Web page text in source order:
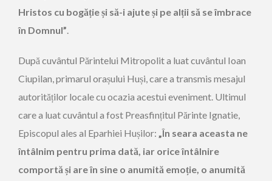
Hristos cu bogăție și să-i ajute și pe alții să se îmbrace
în Domnul”.
După cuvântul Părintelui Mitropolit a luat cuvântul Ioan
Ciupilan, primarul orașului Huși, care a transmis mesajul
autorităților locale cu ocazia acestui eveniment. Ultimul
care a luat cuvântul a fost Preasfințitul Părinte Ignatie,
Episcopul ales al Eparhiei Hușilor: „În seara aceasta ne
întâlnim pentru prima dată, iar orice întâlnire
comportă și are în sine o anumită emoție, o anumită